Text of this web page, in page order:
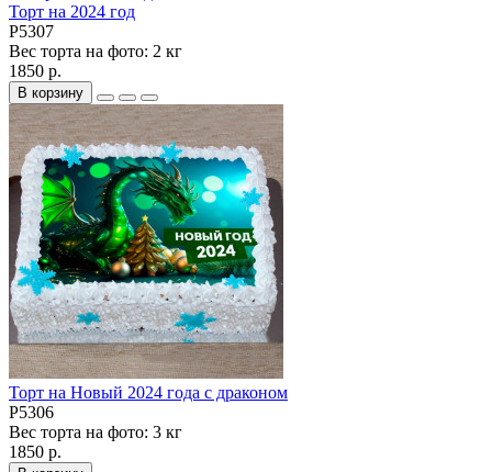
Торт на 2024 год
P5307
Вес торта на фото: 2 кг
1850 р.
В корзину
Торт на Новый 2024 года с драконом
P5306
Вес торта на фото: 3 кг
1850 р.